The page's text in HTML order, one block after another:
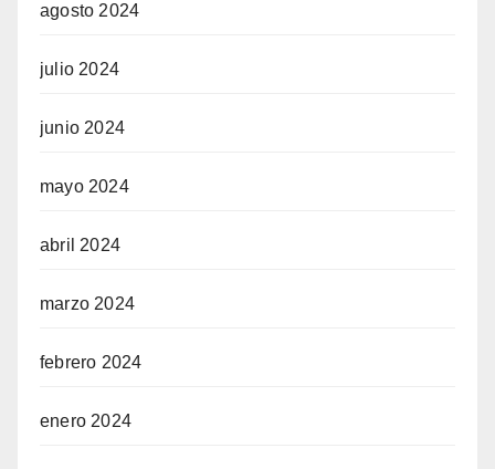
agosto 2024
julio 2024
junio 2024
mayo 2024
abril 2024
marzo 2024
febrero 2024
enero 2024